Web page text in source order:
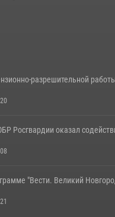
разрешительной
Росгвардии оказал
"Вести. Великий